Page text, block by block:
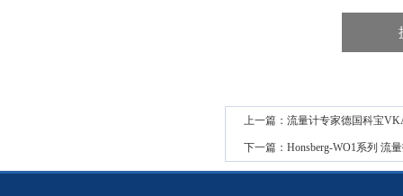
上一篇： 流量计专家德国科宝
下一篇： Honsberg-WO1系列 流